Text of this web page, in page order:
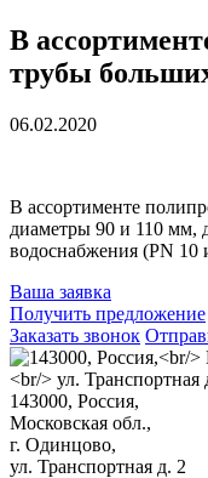
В
трубы
06.02.2020
В ассортименте
диаметры 90 и 110 мм,
водоснабжения (PN 10
Ваша заявка
Получить предложение
Заказать звонок
143000, Россия,
Mосковская обл.,
г. Одинцово,
ул. Транспортная д. 2